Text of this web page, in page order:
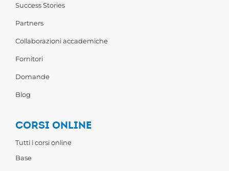
Success Stories
Partners
Collaborazioni accademiche
Fornitori
Domande
Blog
CORSI ONLINE
Tutti i corsi online
Base